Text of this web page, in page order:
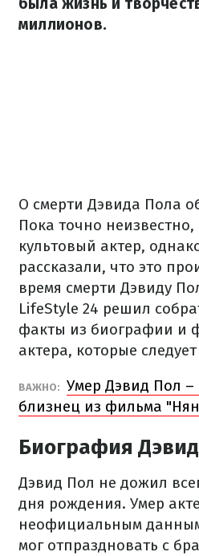
миллионов.
О смерти Дэвида Пола
Пока точно
культовый актер,
рассказали, что это
время смерти Дэвиду
LifeStyle 24 решил
факты из биографии и
актера, которые
ВАЖНО: Умер Дэвид Пол –
близнец из фильма
Биография
Дэвид Пол не дожил
дня рождения. Умер
неофициальным
мог отпраздновать с